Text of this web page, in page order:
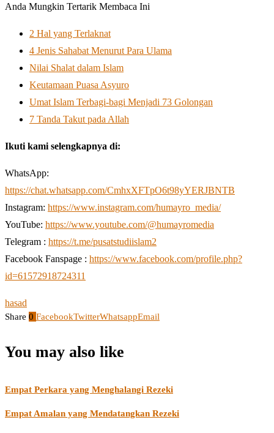
Anda Mungkin Tertarik Membaca Ini
2 Hal yang Terlaknat
4 Jenis Sahabat Menurut Para Ulama
Nilai Shalat dalam Islam
Keutamaan Puasa Asyuro
Umat Islam Terbagi-bagi Menjadi 73 Golongan
7 Tanda Takut pada Allah
Ikuti kami selengkapnya di:
WhatsApp:
https://chat.whatsapp.com/CmhxXFTpO6t98yYERJBNTB
Instagram: https://www.instagram.com/humayro_media/
YouTube: https://www.youtube.com/@humayromedia
Telegram : https://t.me/pusatstudiislam2
Facebook Fanspage : https://www.facebook.com/profile.php?
id=61572918724311
hasad
Share 0 FacebookTwitterWhatsappEmail
You may also like
Empat Perkara yang Menghalangi Rezeki
Empat Amalan yang Mendatangkan Rezeki